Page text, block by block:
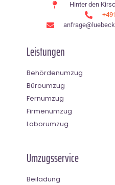
Hinter den
Leistungen
Behördenumzug
Büroumzug
Fernumzug
Firmenumzug
Laborumzug
Umzugsservice
Beiladung